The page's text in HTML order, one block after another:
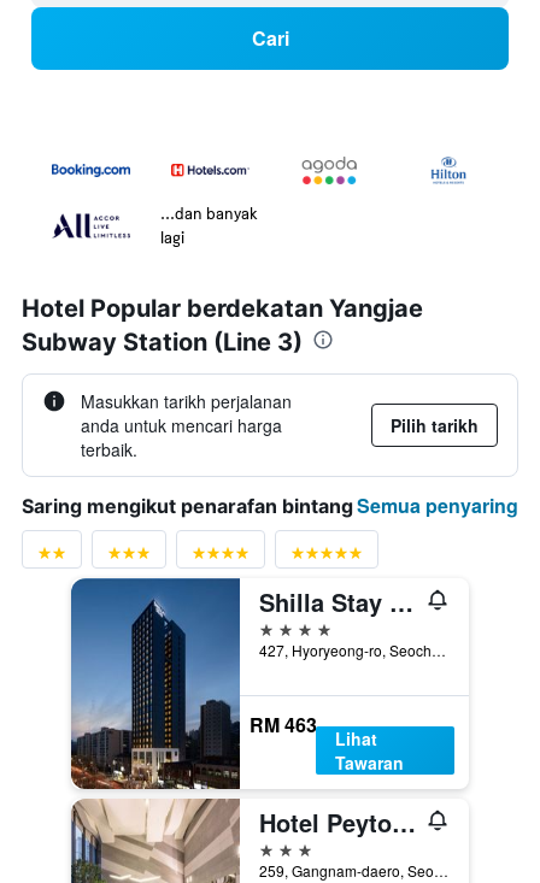
Cari
...dan banyak
lagi
Hotel Popular berdekatan Yangjae
Subway Station (Line 3)
Masukkan tarikh perjalanan
anda untuk mencari harga
terbaik.
Pilih tarikh
Saring mengikut penarafan bintangSemua penyaring
Shilla Stay Seocho Gangnam Station
4 bintang
427, Hyoryeong-ro, Seocho-gu, Seoul, Korea Selatan
RM 463
Lihat
Tawaran
Hotel Peyto Gangnam
3 bintang
259, Gangnam-daero, Seocho-gu, Seoul, Korea Selatan